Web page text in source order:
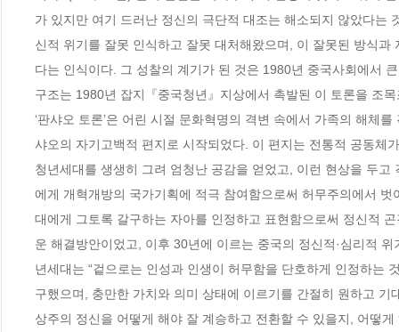
가 있지만 여기 드러난 정신의 극단적 대조는 해소되지 않았다는
신적 위기를 잘못 인식하고 잘못 대처해왔으며, 이 잘못된 방식
다는 인식이다. 그 성찰의 계기가 된 것은 1980년 중국사회에서
구조는 1980년 잡지『중국청년』지상에서 촉발된 이 토론을 조
‘판샤오 토론’은 어린 시절 문화혁명의 격변 속에서 가족의 해체
샤오의 자기고백적 편지로 시작되었다. 이 편지는 전통적 공동체
청년세대를 생생히 그려 엄청난 공감을 얻었고, 이런 현상을 두
에게 개혁개방의 국가기획에 적극 참여함으로써 허무주의에서
대에게 그토록 갈구하는 자아를 인정하고 표현함으로써 정신적
운 해결방안이었고, 이후 30년에 이르는 중국의 정신적·심리적
년세대는 “겉으로는 인성과 인생이 허무함을 단호하게 인정하는
구했으며, 충만한 가치와 의미 상태에 이르기를 간절히 원하고
상주의 정신을 어떻게 해야 잘 계승하고 전환할 수 있을지, 어떻